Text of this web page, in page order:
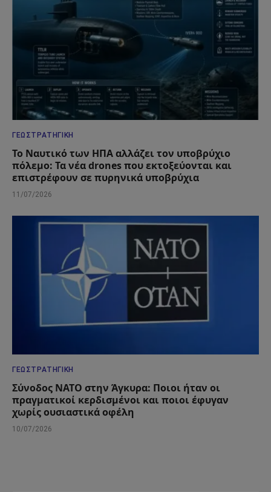
ΓΕΩΣΤΡΑΤΗΓΙΚΉ
Το Ναυτικό των ΗΠΑ αλλάζει τον υποβρύχιο
πόλεμο: Τα νέα drones που εκτοξεύονται και
επιστρέφουν σε πυρηνικά υποβρύχια
11/07/2026
ΓΕΩΣΤΡΑΤΗΓΙΚΉ
Σύνοδος ΝΑΤΟ στην Άγκυρα: Ποιοι ήταν οι
πραγματικοί κερδισμένοι και ποιοι έφυγαν
χωρίς ουσιαστικά οφέλη
10/07/2026